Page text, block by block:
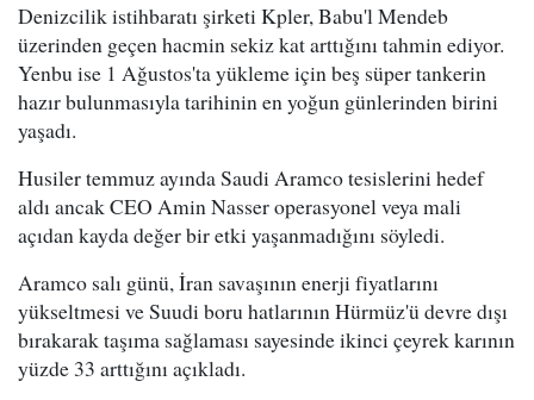
Denizcilik istihbaratı şirketi Kpler, Babu'l Mendeb
üzerinden geçen hacmin sekiz kat arttığını tahmin ediyor.
Yenbu ise 1 Ağustos'ta yükleme için beş süper tankerin
hazır bulunmasıyla tarihinin en yoğun günlerinden birini
yaşadı.
Husiler temmuz ayında Saudi Aramco tesislerini hedef
aldı ancak CEO Amin Nasser operasyonel veya mali
açıdan kayda değer bir etki yaşanmadığını söyledi.
Aramco salı günü, İran savaşının enerji fiyatlarını
yükseltmesi ve Suudi boru hatlarının Hürmüz'ü devre dışı
bırakarak taşıma sağlaması sayesinde ikinci çeyrek karının
yüzde 33 arttığını açıkladı.